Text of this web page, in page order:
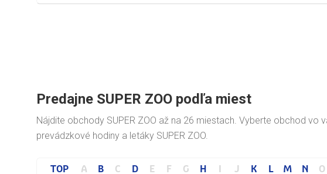
Predajne SUPER ZOO podľa miest
Nájdite obchody SUPER ZOO až na 26 miestach. Vyberte obchod vo
prevádzkové hodiny a letáky SUPER ZOO.
TOP A B C D E F G H I J K L M N O